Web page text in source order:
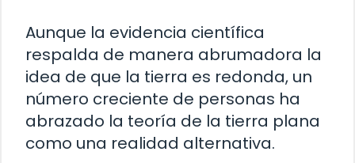
Aunque la evidencia científica
respalda de manera abrumadora la
idea de que la tierra es redonda, un
número creciente de personas ha
abrazado la teoría de la tierra plana
como una realidad alternativa.